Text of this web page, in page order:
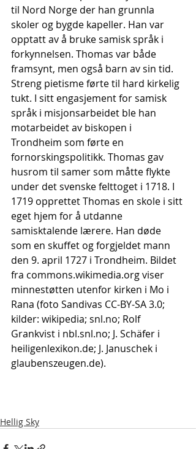
til Nord Norge der han grunnla
skoler og bygde kapeller. Han var
opptatt av å bruke samisk språk i
forkynnelsen. Thomas var både
framsynt, men også barn av sin tid.
Streng pietisme førte til hard kirkelig
tukt. I sitt engasjement for samisk
språk i misjonsarbeidet ble han
motarbeidet av biskopen i
Trondheim som førte en
fornorskingspolitikk. Thomas gav
husrom til samer som måtte flykte
under det svenske felttoget i 1718. I
1719 opprettet Thomas en skole i sitt
eget hjem for å utdanne
samisktalende lærere. Han døde
som en skuffet og forgjeldet mann
den 9. april 1727 i Trondheim. Bildet
fra commons.wikimedia.org viser
minnestøtten utenfor kirken i Mo i
Rana (foto Sandivas CC-BY-SA 3.0;
kilder: wikipedia; snl.no; Rolf
Grankvist i nbl.snl.no; J. Schäfer i
heiligenlexikon.de; J. Januschek i
glaubenszeugen.de).
Hellig Sky